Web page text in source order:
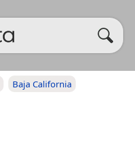
Baja California